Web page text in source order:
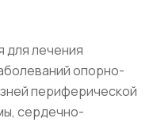
лечения
опорно-
периферической
сердечно-